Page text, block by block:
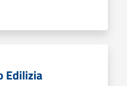
Edilizia